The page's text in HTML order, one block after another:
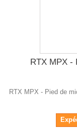
RTX MPX -
RTX MPX - Pied de